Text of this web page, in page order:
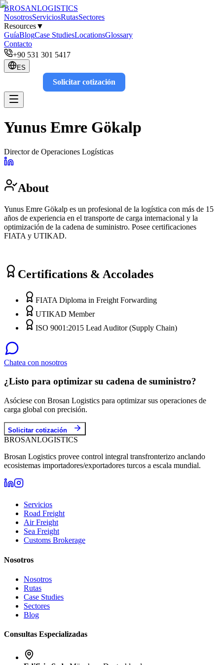
BROSANLOGISTICS
NosotrosServiciosRutasSectores
Resources▼
GuíaBlogCase StudiesLocationsGlossary
Contacto
+90 531 301 5417
ES
Solicitar cotización
Yunus Emre Gökalp
Director de Operaciones Logísticas
About
Yunus Emre Gökalp es un profesional de la logística con más de 15
años de experiencia en el transporte de carga internacional y la
optimización de la cadena de suministro. Posee certificaciones
FIATA y UTIKAD.
Certifications & Accolades
FIATA Diploma in Freight Forwarding
UTIKAD Member
ISO 9001:2015 Lead Auditor (Supply Chain)
Chatea con nosotros
¿Listo para optimizar su cadena de suministro?
Asóciese con Brosan Logistics para optimizar sus operaciones de
carga global con precisión.
Solicitar cotización
BROSANLOGISTICS
Brosan Logistics provee control integral transfronterizo anclando
ecosistemas importadores/exportadores turcos a escala mundial.
Servicios
Road Freight
Air Freight
Sea Freight
Customs Brokerage
Nosotros
Nosotros
Rutas
Case Studies
Sectores
Blog
Consultas Especializadas